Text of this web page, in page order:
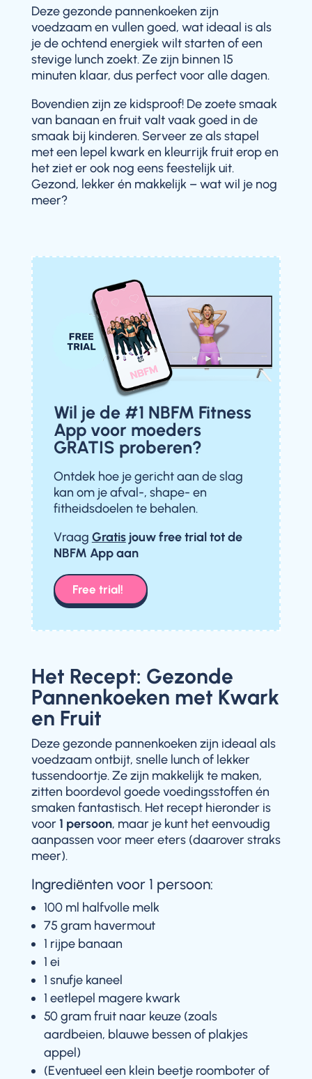
Deze gezonde pannenkoeken zijn
voedzaam en vullen goed, wat ideaal is als
je de ochtend energiek wilt starten of een
stevige lunch zoekt. Ze zijn binnen 15
minuten klaar, dus perfect voor alle dagen.
Bovendien zijn ze kidsproof! De zoete smaak
van banaan en fruit valt vaak goed in de
smaak bij kinderen. Serveer ze als stapel
met een lepel kwark en kleurrijk fruit erop en
het ziet er ook nog eens feestelijk uit.
Gezond, lekker én makkelijk – wat wil je nog
meer?
Wil je de #1 NBFM Fitness
App voor moeders
GRATIS proberen?
Ontdek hoe je gericht aan de slag
kan om je afval-, shape- en
fitheidsdoelen te behalen.
Vraag Gratisjouw free trialtot de
NBFM App aan
Free trial!
Het Recept: Gezonde
Pannenkoeken met Kwark
en Fruit
Deze gezonde pannenkoeken zijn ideaal als
voedzaam ontbijt, snelle lunch of lekker
tussendoortje. Ze zijn makkelijk te maken,
zitten boordevol goede voedingsstoffen én
smaken fantastisch. Het recept hieronder is
voor1 persoon, maar je kunt het eenvoudig
aanpassen voor meer eters (daarover straks
meer).
Ingrediënten voor 1 persoon:
100 ml halfvolle melk
75 gram havermout
1 rijpe banaan
1 ei
1 snufje kaneel
1 eetlepel magere kwark
50 gram fruit naar keuze (zoals
aardbeien, blauwe bessen of plakjes
appel)
(Eventueel een klein beetje roomboter of